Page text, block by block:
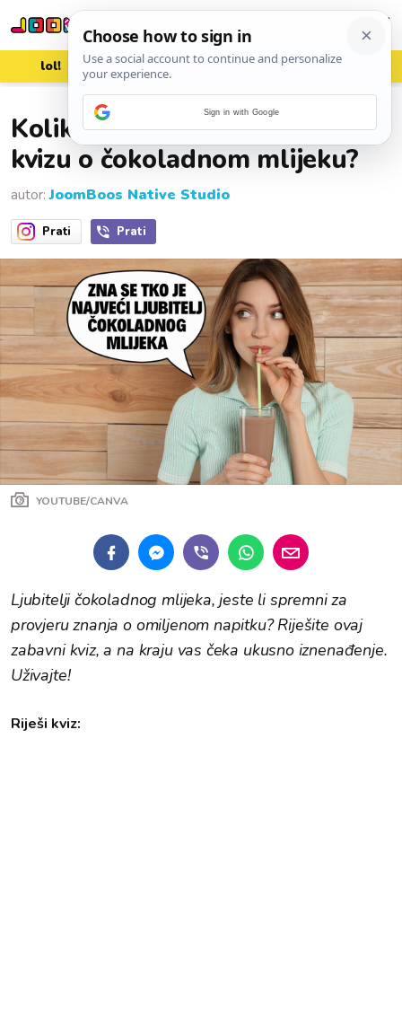
lol! aww vrh!
woot?!
09. prosinca 2025.
Koliko bodova dobivate na
kvizu o čokoladnom mlijeku?
autor:JoomBoos Native Studio
Prati Prati
YOUTUBE/CANVA
Ljubitelji čokoladnog mlijeka, jeste li spremni za
provjeru znanja o omiljenom napitku? Riješite ovaj
zabavni kviz, a na kraju vas čeka ukusno iznenađenje.
Uživajte!
Riješi kviz:
Sign in with Google